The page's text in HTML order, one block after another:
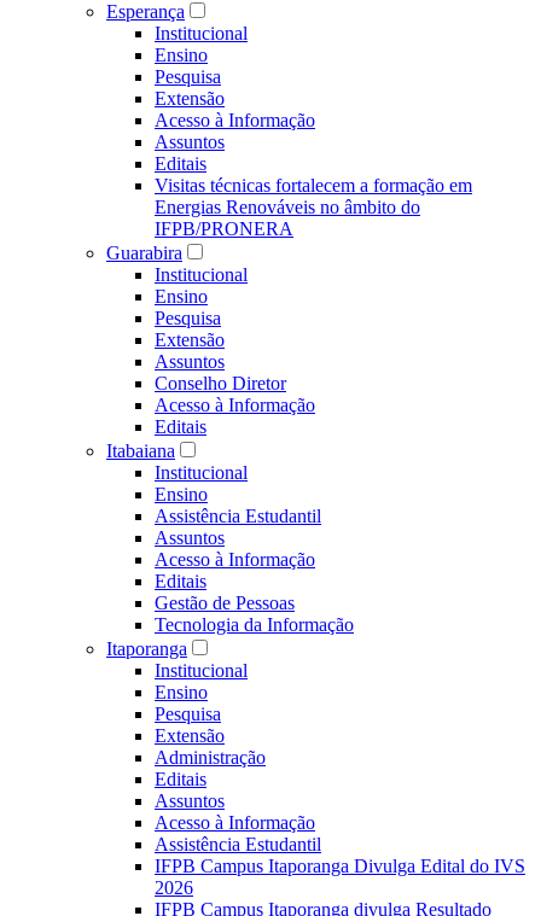
Esperança
Institucional
Ensino
Pesquisa
Extensão
Acesso à Informação
Assuntos
Editais
Visitas técnicas fortalecem a formação em
Energias Renováveis no âmbito do
IFPB/PRONERA
Guarabira
Institucional
Ensino
Pesquisa
Extensão
Assuntos
Conselho Diretor
Acesso à Informação
Editais
Itabaiana
Institucional
Ensino
Assistência Estudantil
Assuntos
Acesso à Informação
Editais
Gestão de Pessoas
Tecnologia da Informação
Itaporanga
Institucional
Ensino
Pesquisa
Extensão
Administração
Editais
Assuntos
Acesso à Informação
Assistência Estudantil
IFPB Campus Itaporanga Divulga Edital do IVS
2026
IFPB Campus Itaporanga divulga Resultado